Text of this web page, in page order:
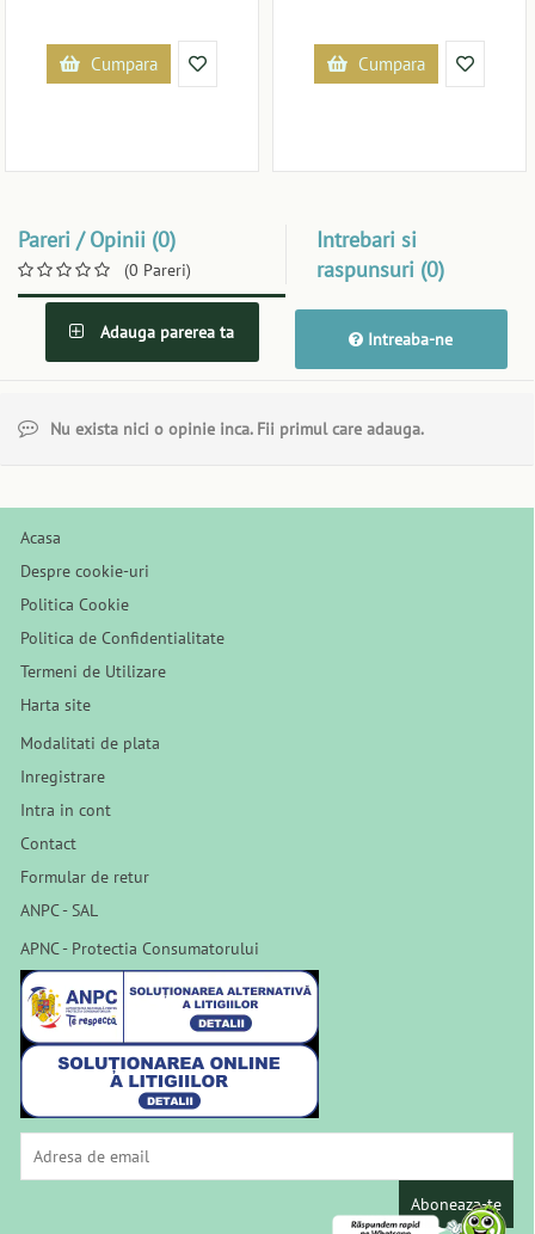
Cumpara Cumpara
Pareri / Opinii (0)
(0 Pareri)
Intrebari si
raspunsuri (0)
Adauga parerea ta Intreaba-ne
Nu exista nici o opinie inca. Fii primul care adauga.
Acasa
Despre cookie-uri
Politica Cookie
Politica de Confidentialitate
Termeni de Utilizare
Harta site
Modalitati de plata
Inregistrare
Intra in cont
Contact
Formular de retur
ANPC - SAL
APNC - Protectia Consumatorului
Aboneaza-te